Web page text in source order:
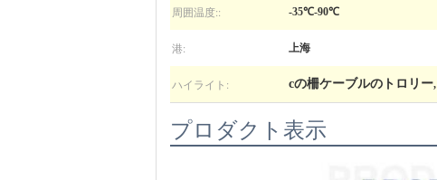
周囲温度:: -35℃-90℃
港: 上海
ハイライト: cの柵ケーブルのトロリー,
プロダクト表示